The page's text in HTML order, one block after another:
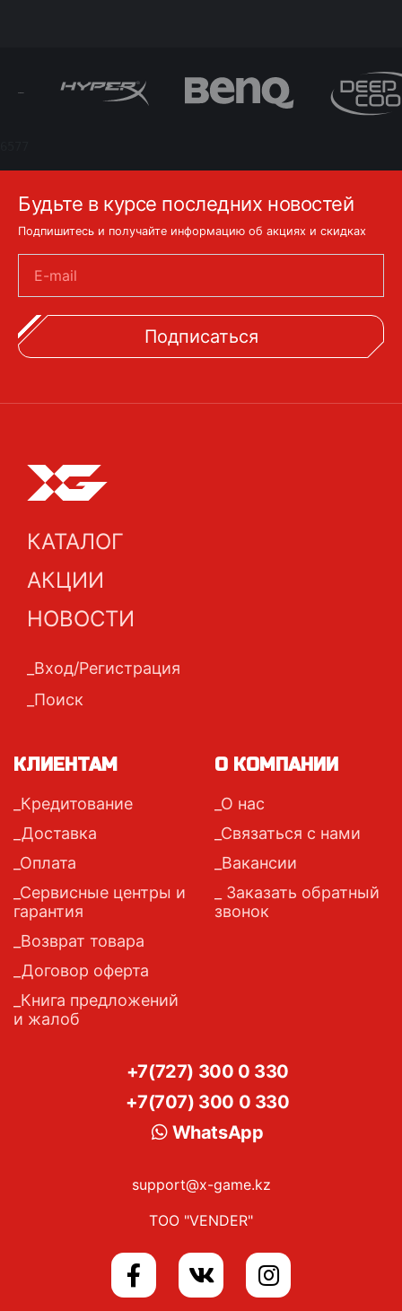
Будьте в курсе последних новостей
Подпишитесь и получайте информацию об акциях и скидках
E-mail
Подписаться
КАТАЛОГ
АКЦИИ
НОВОСТИ
Вход/Регистрация
Поиск
КЛИЕНТАМ
Кредитование
Доставка
Оплата
Сервисные центры и
гарантия
Возврат товара
Договор оферта
Книга предложений
и жалоб
О КОМПАНИИ
О нас
Связаться с нами
Вакансии
Заказать обратный
звонок
+7(727) 300 0 330
+7(707) 300 0 330
WhatsApp
support@x-game.kz
ТОО "VENDER"